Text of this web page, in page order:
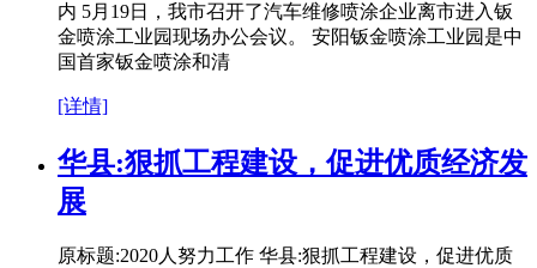
内 5月19日，我市召开了汽车维修喷涂企业离市进入钣
金喷涂工业园现场办公会议。 安阳钣金喷涂工业园是中
国首家钣金喷涂和清
[详情]
华县:狠抓工程建设，促进优质经济发
展
原标题:2020人努力工作 华县:狠抓工程建设，促进优质